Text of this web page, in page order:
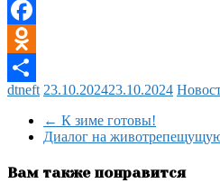
Viber
Facebook
Odnoklassniki
Отправить
dtneft 23.10.202423.10.2024
← К зиме готовы!
Диалог на
Вам также понравится